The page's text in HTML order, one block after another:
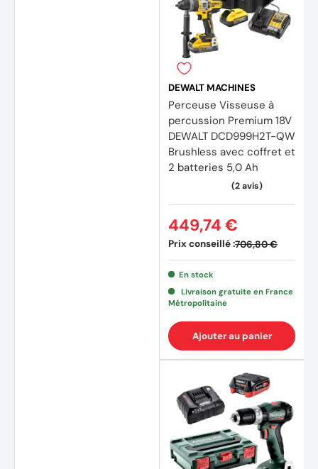
DEWALT MACHINES
Perceuse Visseuse à
percussion Premium 18V
DEWALT DCD999H2T-QW
Brushless avec coffret et
2 batteries 5,0 Ah
Prix conseillé :706,80 €
449,74 €
En stock
Livraison gratuite en France
Métropolitaine
Ajouter au panier